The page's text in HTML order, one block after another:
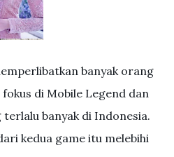
banyak orang
di Mobile Legend dan
banyak di Indonesia.
kedua game itu melebihi